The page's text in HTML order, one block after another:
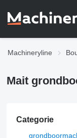
Machineryline
Mait
Categorie